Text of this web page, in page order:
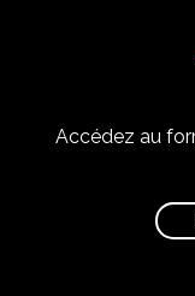
Accédez au